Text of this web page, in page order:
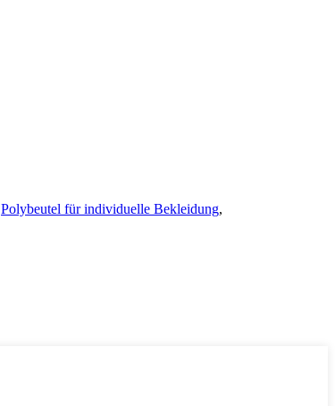
Polybeutel für individuelle Bekleidung,